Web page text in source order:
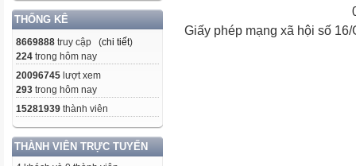
THỐNG KÊ
8669888 truy cập (chi tiết)
224 trong hôm nay
20096745 lượt xem
293 trong hôm nay
15281939 thành viên
THÀNH VIÊN TRỰC TUYẾN
Giấy phép mạng xã hội số